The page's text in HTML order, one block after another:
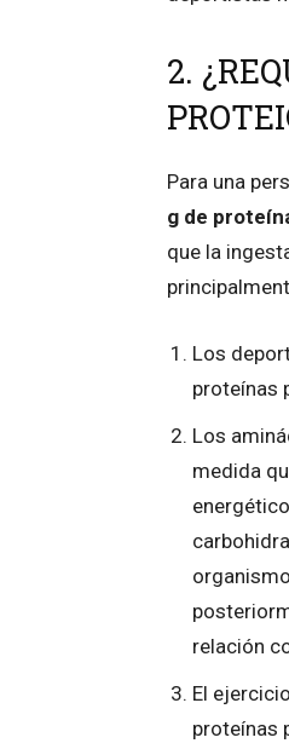
2.
Para una
g de
que la
Los
proteínas
Los
medida
relación
El
proteínas